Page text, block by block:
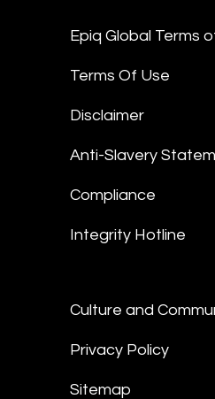
Epiq Global Terms
Terms Of Use
Disclaimer
Anti-Slavery
Compliance
Integrity Hotline
Culture and
Privacy Policy
Sitemap